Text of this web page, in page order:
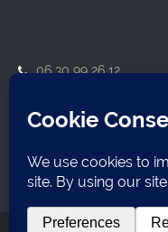
06 30 99 26 12
14210 Herouville-